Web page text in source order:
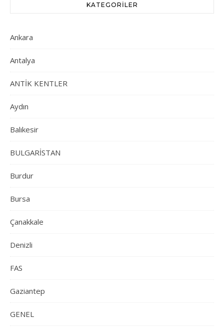
KATEGORILER
Ankara
Antalya
ANTİK KENTLER
Aydın
Balıkesir
BULGARİSTAN
Burdur
Bursa
Çanakkale
Denizli
FAS
Gaziantep
GENEL